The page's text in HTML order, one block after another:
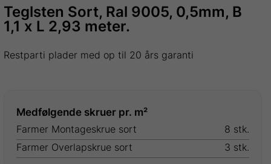
Teglsten Sort, Ral 9005, 0,5mm, B
1,1 x L 2,93 meter.
Restparti plader med op til 20 års garanti
Medfølgende skruer pr. m²
Farmer Montageskrue sort
8 stk.
Farmer Overlapskrue sort
3 stk.